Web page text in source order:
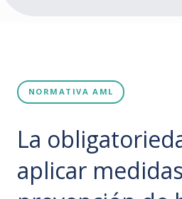
NORMATIVA AML
La
aplicar